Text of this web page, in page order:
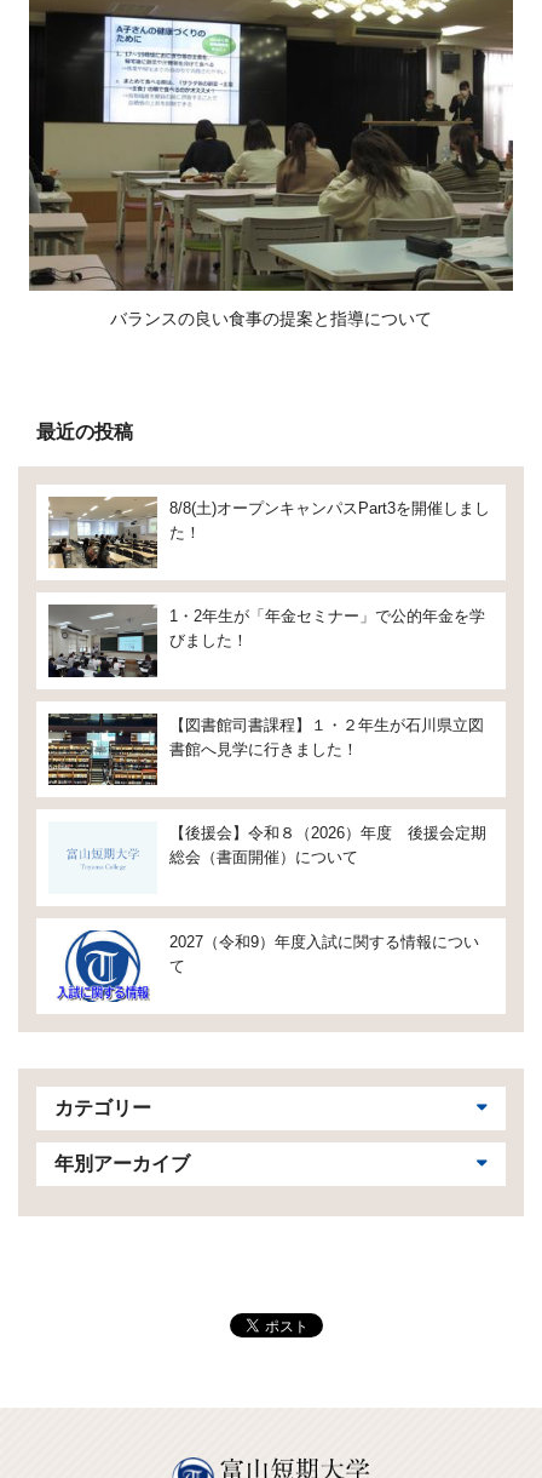
バランスの良い食事の提案と指導について
最近の投稿
8/8(土)オープンキャンパスPart3を開催しまし
た！
1・2年生が「年金セミナー」で公的年金を学
びました！
【図書館司書課程】１・２年生が石川県立図
書館へ見学に行きました！
【後援会】令和８（2026）年度 後援会定期
総会（書面開催）について
2027（令和9）年度入試に関する情報につい
て
カテゴリー
年別アーカイブ